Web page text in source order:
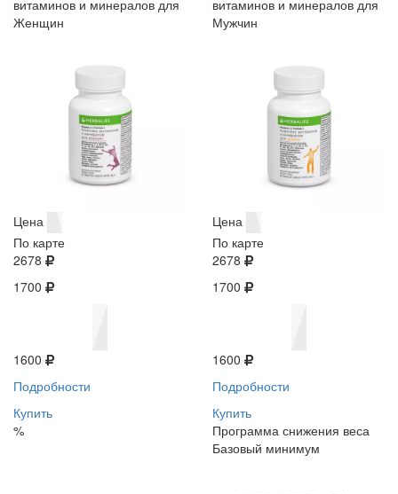
витаминов и минералов для
Женщин
Цена
По карте
2678
1700
1600
Подробности
Купить
%
витаминов и минералов для
Мужчин
Цена
По карте
2678
1700
1600
Подробности
Купить
Программа снижения веса
Базовый минимум